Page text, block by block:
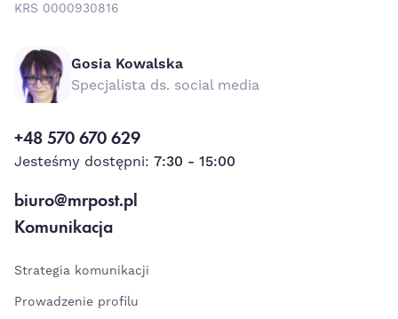
KRS 0000930816
Gosia Kowalska
Specjalista ds. social media
+48 570 670 629
Jesteśmy dostępni: 7:30 - 15:00
biuro@mrpost.pl
Komunikacja
Strategia komunikacji
Prowadzenie profilu